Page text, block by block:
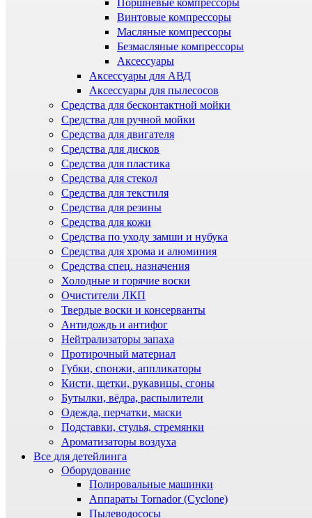
Поршневые компрессоры
Винтовые компрессоры
Масляные компрессоры
Безмасляные компрессоры
Аксессуары
Аксессуары для АВД
Аксессуары для пылесосов
Средства для бесконтактной мойки
Средства для ручной мойки
Средства для двигателя
Средства для дисков
Средства для пластика
Средства для стекол
Средства для текстиля
Средства для резины
Средства для кожи
Средства по уходу замши и нубука
Средства для хрома и алюминия
Средства спец. назначения
Холодные и горячие воски
Очистители ЛКП
Твердые воски и консерванты
Антидождь и антифог
Нейтрализаторы запаха
Протирочный материал
Губки, спонжи, аппликаторы
Кисти, щетки, рукавицы, сгоны
Бутылки, вёдра, распылители
Одежда, перчатки, маски
Подставки, стулья, стремянки
Ароматизаторы воздуха
Все для детейлинга
Оборудование
Полировальные машинки
Аппараты Tornador (Cyclone)
Пылеводососы